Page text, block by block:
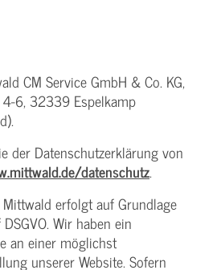
CM Service GmbH & Co. KG,
6, 32339 Espelkamp
der Datenschutzerklärung von
datenschutz.
erfolgt auf Grundlage
Wir haben ein
an einer möglichst
unserer Website. Sofern